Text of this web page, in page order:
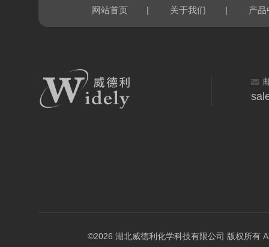
网站首页 | 关于我们 | 产品
©2026 湖北威德利化学科技有限公司 版权所有